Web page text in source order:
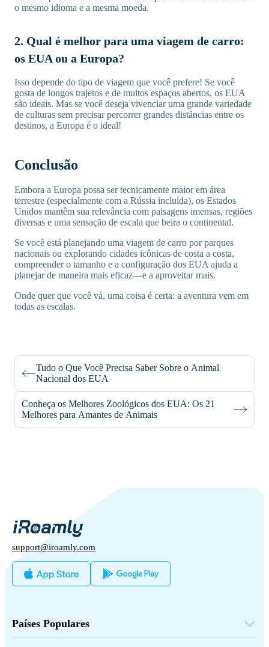
o mesmo idioma e a mesma moeda.
2. Qual é melhor para uma viagem de carro:
os EUA ou a Europa?
Isso depende do tipo de viagem que você prefere! Se você
gosta de longos trajetos e de muitos espaços abertos, os EUA
são ideais. Mas se você deseja vivenciar uma grande variedade
de culturas sem precisar percorrer grandes distâncias entre os
destinos, a Europa é o ideal!
Conclusão
Embora a Europa possa ser tecnicamente maior em área
terrestre (especialmente com a Rússia incluída), os Estados
Unidos mantêm sua relevância com paisagens imensas, regiões
diversas e uma sensação de escala que beira o continental.
Se você está planejando uma viagem de carro por parques
nacionais ou explorando cidades icônicas de costa a costa,
compreender o tamanho e a configuração dos EUA ajuda a
planejar de maneira mais eficaz—e a aproveitar mais.
Onde quer que você vá, uma coisa é certa: a aventura vem em
todas as escalas.
Tudo o Que Você Precisa Saber Sobre o Animal
Nacional dos EUA
Conheça os Melhores Zoológicos dos EUA: Os 21
Melhores para Amantes de Animais
support@iroamly.com
Países Populares